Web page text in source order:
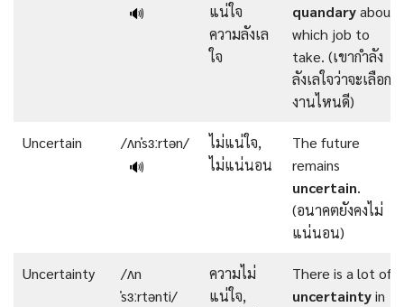
🔊
แน่ใจ
ความลังเล
ใจ
quandaryabout
which job to
take. (เขากำลัง
ลังเลใจว่าจะเลือก
งานไหนดี)
Uncertain
/ʌnˈsɜːrtən/
🔊
ไม่แน่ใจ,
ไม่แน่นอน
The future
remains
uncertain.
(อนาคตยังคงไม่
แน่นอน)
Uncertainty
/ʌn
ˈsɜːrtənti/
ความไม่
แน่ใจ,
There is a lot of
uncertaintyin